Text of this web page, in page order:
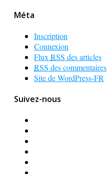
Méta
Inscription
Connexion
FluxRSS des articles
RSS des commentaires
Site de WordPress-FR
Suivez-nous